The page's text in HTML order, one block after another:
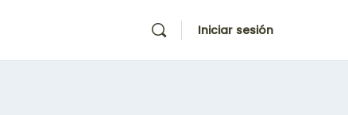
Iniciar sesión